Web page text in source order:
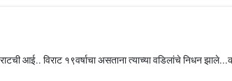
आई.. विराट १९वर्षाचा असताना त्याच्या वडिलांचे निधन